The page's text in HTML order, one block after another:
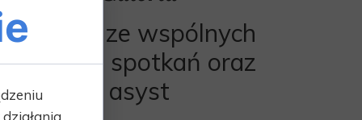
Zdjęcia ze wspólnych
imprez, spotkań oraz
asyst